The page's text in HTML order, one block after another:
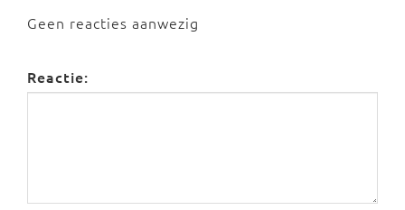
Geen reacties aanwezig
Reactie: